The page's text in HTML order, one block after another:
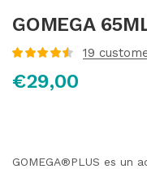
GOMEGA
4.61de 5 en
base a
19
€29,00
GOMEGA®PLUS es un